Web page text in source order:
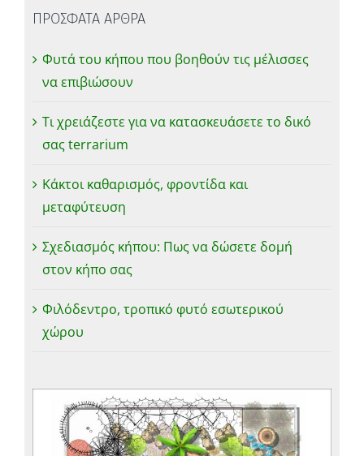
ΠΡΟΣΦΑΤΑ ΑΡΘΡΑ
Φυτά του κήπου που βοηθούν τις μέλισσες
να επιβιώσουν
Τι χρειάζεστε για να κατασκευάσετε το δικό
σας terrarium
Κάκτοι καθαρισμός, φροντίδα και
μεταφύτευση
Σχεδιασμός κήπου: Πως να δώσετε δομή
στον κήπο σας
Φιλόδεντρο, τροπικό φυτό εσωτερικού
χώρου